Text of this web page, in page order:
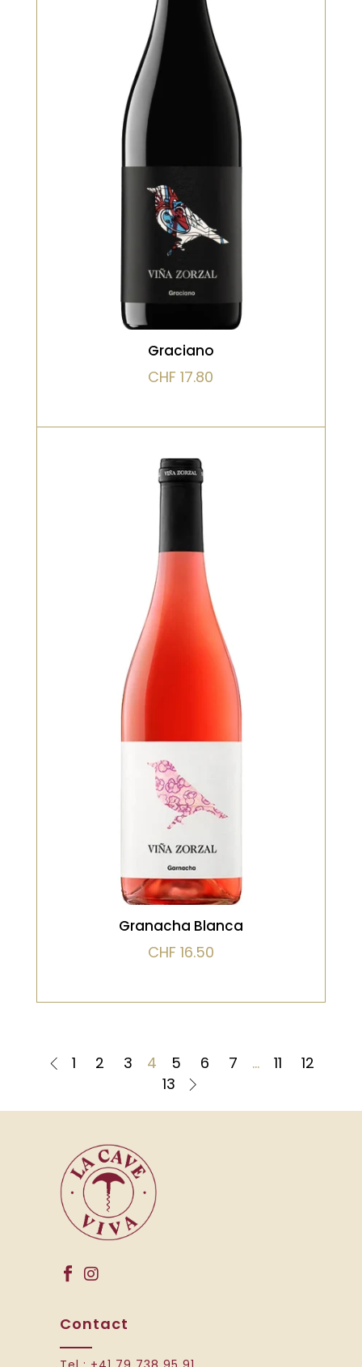
Cépage emblématique de la Rioja et
de Navarre. Vin rouge au profil
aromatique intense : violette, cassis,
poivre noir et herbes
méditerranéennes. La bouche est
acidité naturelle et un potentiel de
garde
VOIR LE PRODUIT
Graciano
CHF 17.80
Bio, Blanc, Vieilli en fût de chêne
Vin blanc issu de vieilles vignes de
grenache blanc. Il offre une belle
fraîcheur, des arômes de poire, de
fleurs blanches et une touche saline
typique des sols calcaires de la vallée
VOIR LE PRODUIT
Granacha Blanca
CHF 16.50
1 2 3 4 5 6 7 … 11
12
13
Contact